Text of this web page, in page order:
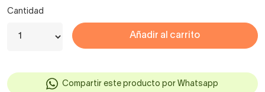
Cantidad
Añadir al carrito
Compartir este producto por Whatsapp